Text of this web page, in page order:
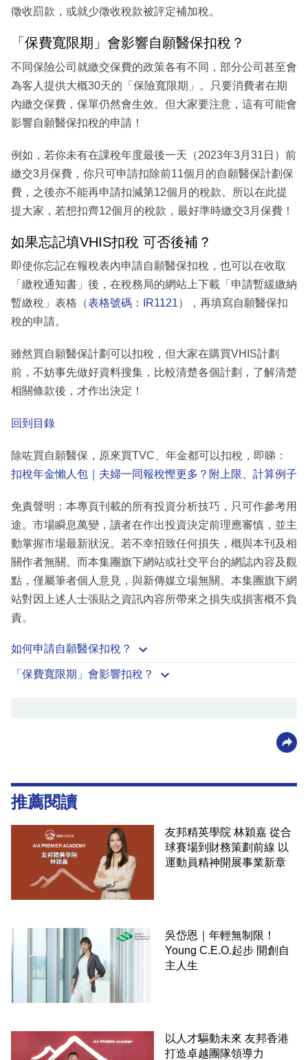
徵收罰款，或就少徵收稅款被評定補加稅。
「保費寬限期」會影響自願醫保扣稅？
不同保險公司就繳交保費的政策各有不同，部分公司甚至會
為客人提供大概30天的「保險寬限期」。只要消費者在期
內繳交保費，保單仍然會生效。但大家要注意，這有可能會
影響自願醫保扣稅的申請！
例如，若你未有在課稅年度最後一天（2023年3月31日）前
繳交3月保費，你只可申請扣除前11個月的自願醫保計劃保
費，之後亦不能再申請扣減第12個月的稅款。所以在此提
提大家，若想扣齊12個月的稅款，最好準時繳交3月保費！
如果忘記填VHIS扣稅 可否後補？
即使你忘記在報稅表內申請自願醫保扣稅，也可以在收取
「繳稅通知書」後，在稅務局的網站上下載「申請暫緩繳納
暫繳稅」表格（表格號碼：IR1121），再填寫自願醫保扣
稅的申請。
雖然買自願醫保計劃可以扣稅，但大家在購買VHIS計劃
前，不妨事先做好資料搜集，比較清楚各個計劃，了解清楚
相關條款後，才作出決定！
回到目錄
除咗買自願醫保，原來買TVC、年金都可以扣稅，即睇：
扣稅年金懶人包｜夫婦一同報稅慳更多？附上限、計算例子
免責聲明：本專頁刊載的所有投資分析技巧，只可作參考用
途。市場瞬息萬變，讀者在作出投資決定前理應審慎，並主
動掌握市場最新狀況。若不幸招致任何損失，概與本刊及相
關作者無關。而本集團旗下網站或社交平台的網誌內容及觀
點，僅屬筆者個人意見，與新傳媒立場無關。本集團旗下網
站對因上述人士張貼之資訊內容所帶來之損失或損害概不負
責。
如何申請自願醫保扣稅？
「保費寬限期」會影響扣稅？
推薦閱讀
友邦精英學院 林穎嘉 從合
球賽場到財務策劃前線 以
運動員精神開展事業新章
吳岱恩｜年輕無制限！
Young C.E.O.起步 開創自
主人生
以人才驅動未來 友邦香港
打造卓越團隊領導力